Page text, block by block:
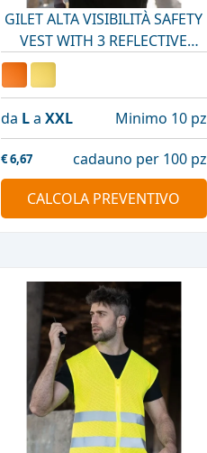
GILET ALTA VISIBILITÀ SAFETY
VEST WITH 3 REFLECTIVE
da La XXL Minimo 10 pz
€6,67
cadauno per 100 pz
CALCOLA PREVENTIVO